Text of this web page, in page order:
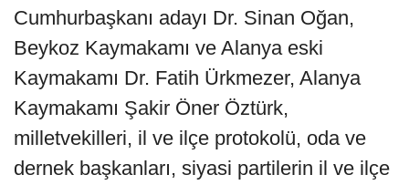
Cumhurbaşkanı adayı Dr. Sinan Oğan,
Beykoz Kaymakamı ve Alanya eski
Kaymakamı Dr. Fatih Ürkmezer, Alanya
Kaymakamı Şakir Öner Öztürk,
milletvekilleri, il ve ilçe protokolü, oda ve
dernek başkanları, siyasi partilerin il ve ilçe